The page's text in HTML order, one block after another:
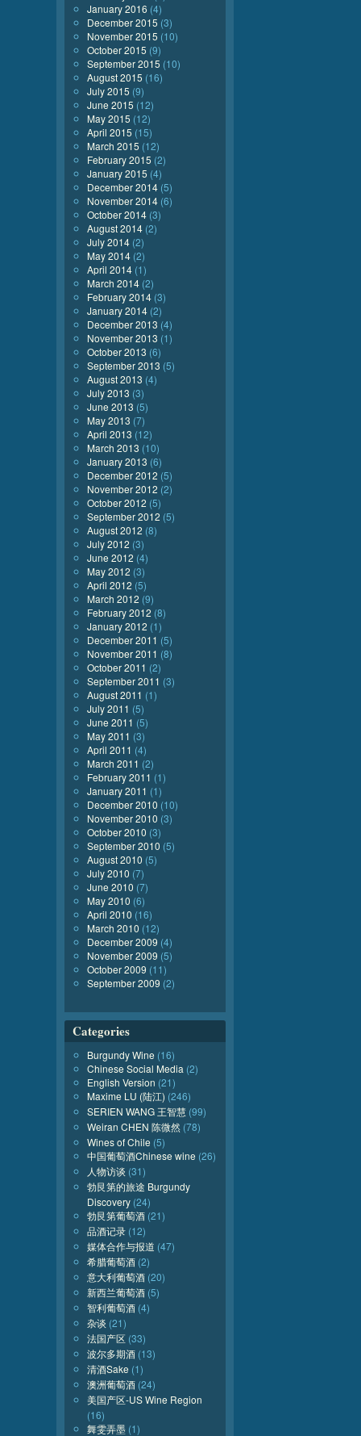
January 2016 (4)
December 2015 (3)
November 2015 (10)
October 2015 (9)
September 2015 (10)
August 2015 (16)
July 2015 (9)
June 2015 (12)
May 2015 (12)
April 2015 (15)
March 2015 (12)
February 2015 (2)
January 2015 (4)
December 2014 (5)
November 2014 (6)
October 2014 (3)
August 2014 (2)
July 2014 (2)
May 2014 (2)
April 2014 (1)
March 2014 (2)
February 2014 (3)
January 2014 (2)
December 2013 (4)
November 2013 (1)
October 2013 (6)
September 2013 (5)
August 2013 (4)
July 2013 (3)
June 2013 (5)
May 2013 (7)
April 2013 (12)
March 2013 (10)
January 2013 (6)
December 2012 (5)
November 2012 (2)
October 2012 (5)
September 2012 (5)
August 2012 (8)
July 2012 (3)
June 2012 (4)
May 2012 (3)
April 2012 (5)
March 2012 (9)
February 2012 (8)
January 2012 (1)
December 2011 (5)
November 2011 (8)
October 2011 (2)
September 2011 (3)
August 2011 (1)
July 2011 (5)
June 2011 (5)
May 2011 (3)
April 2011 (4)
March 2011 (2)
February 2011 (1)
January 2011 (1)
December 2010 (10)
November 2010 (3)
October 2010 (3)
September 2010 (5)
August 2010 (5)
July 2010 (7)
June 2010 (7)
May 2010 (6)
April 2010 (16)
March 2010 (12)
December 2009 (4)
November 2009 (5)
October 2009 (11)
September 2009 (2)
Categories
Burgundy Wine (16)
Chinese Social Media (2)
English Version (21)
Maxime LU (陆江) (246)
SERIEN WANG 王智慧 (99)
Weiran CHEN 陈微然 (78)
Wines of Chile (5)
中国葡萄酒Chinese wine (26)
人物访谈 (31)
勃艮第的旅途 Burgundy
Discovery (24)
勃艮第葡萄酒 (21)
品酒记录 (12)
媒体合作与报道 (47)
希腊葡萄酒 (2)
意大利葡萄酒 (20)
新西兰葡萄酒 (5)
智利葡萄酒 (4)
杂谈 (21)
法国产区 (33)
波尔多期酒 (13)
清酒Sake (1)
澳洲葡萄酒 (24)
美国产区-US Wine Region
(16)
舞雯弄墨 (1)